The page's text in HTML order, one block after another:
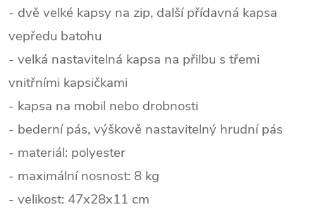
- dvě velké kapsy na zip, další přídavná kapsa
vepředu batohu
- velká nastavitelná kapsa na přilbu s třemi
vnitřními kapsičkami
- kapsa na mobil nebo drobnosti
- bederní pás, výškově nastavitelný hrudní pás
- materiál: polyester
- maximální nosnost: 8 kg
- velikost: 47x28x11 cm